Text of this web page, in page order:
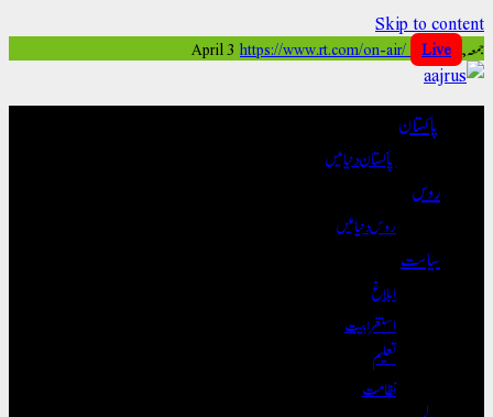
Skip to content
جمعہ, April 3 https://www.rt.com/on-air/ Live
پاکستان
پاکستان دنیا میں
روس
روس دنیا میں
سیاست
ابلاغ
استغرابیت
تعلیم
نظامت